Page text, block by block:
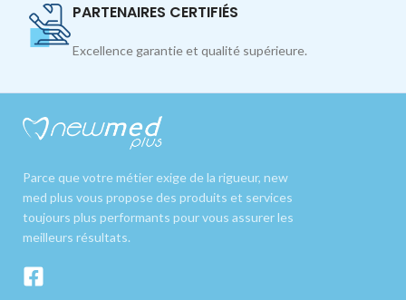
PARTENAIRES CERTIFIÉS
Excellence garantie et qualité supérieure.
Parce que votre métier exige de la rigueur, new
med plus vous propose des produits et services
toujours plus performants pour vous assurer les
meilleurs résultats.